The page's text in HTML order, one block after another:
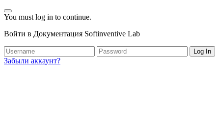
You must log in to continue.
Войти в Документация Softinventive Lab
Log In
Забыли аккаунт?